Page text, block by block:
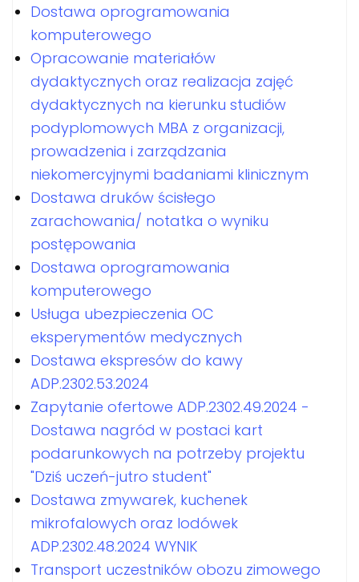
Dostawa oprogramowania
komputerowego
Opracowanie materiałów
dydaktycznych oraz realizacja zajęć
dydaktycznych na kierunku studiów
podyplomowych MBA z organizacji,
prowadzenia i zarządzania
niekomercyjnymi badaniami klinicznym
Dostawa druków ścisłego
zarachowania/ notatka o wyniku
postępowania
Dostawa oprogramowania
komputerowego
Usługa ubezpieczenia OC
eksperymentów medycznych
Dostawa ekspresów do kawy
ADP.2302.53.2024
Zapytanie ofertowe ADP.2302.49.2024 -
Dostawa nagród w postaci kart
podarunkowych na potrzeby projektu
"Dziś uczeń-jutro student"
Dostawa zmywarek, kuchenek
mikrofalowych oraz lodówek
ADP.2302.48.2024 WYNIK
Transport uczestników obozu zimowego